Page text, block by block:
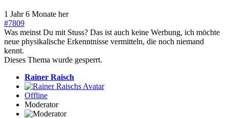
1 Jahr 6 Monate her
#7809
Was meinst Du mit Stuss? Das ist auch keine Werbung, ich möchte
neue physikalische Erkenntnisse vermitteln, die noch niemand
kennt.
Dieses Thema wurde gesperrt.
Rainer Raisch
Offline
Moderator